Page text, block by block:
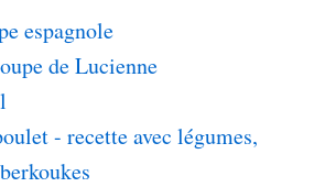
espagnole
de Lucienne
- recette avec légumes,